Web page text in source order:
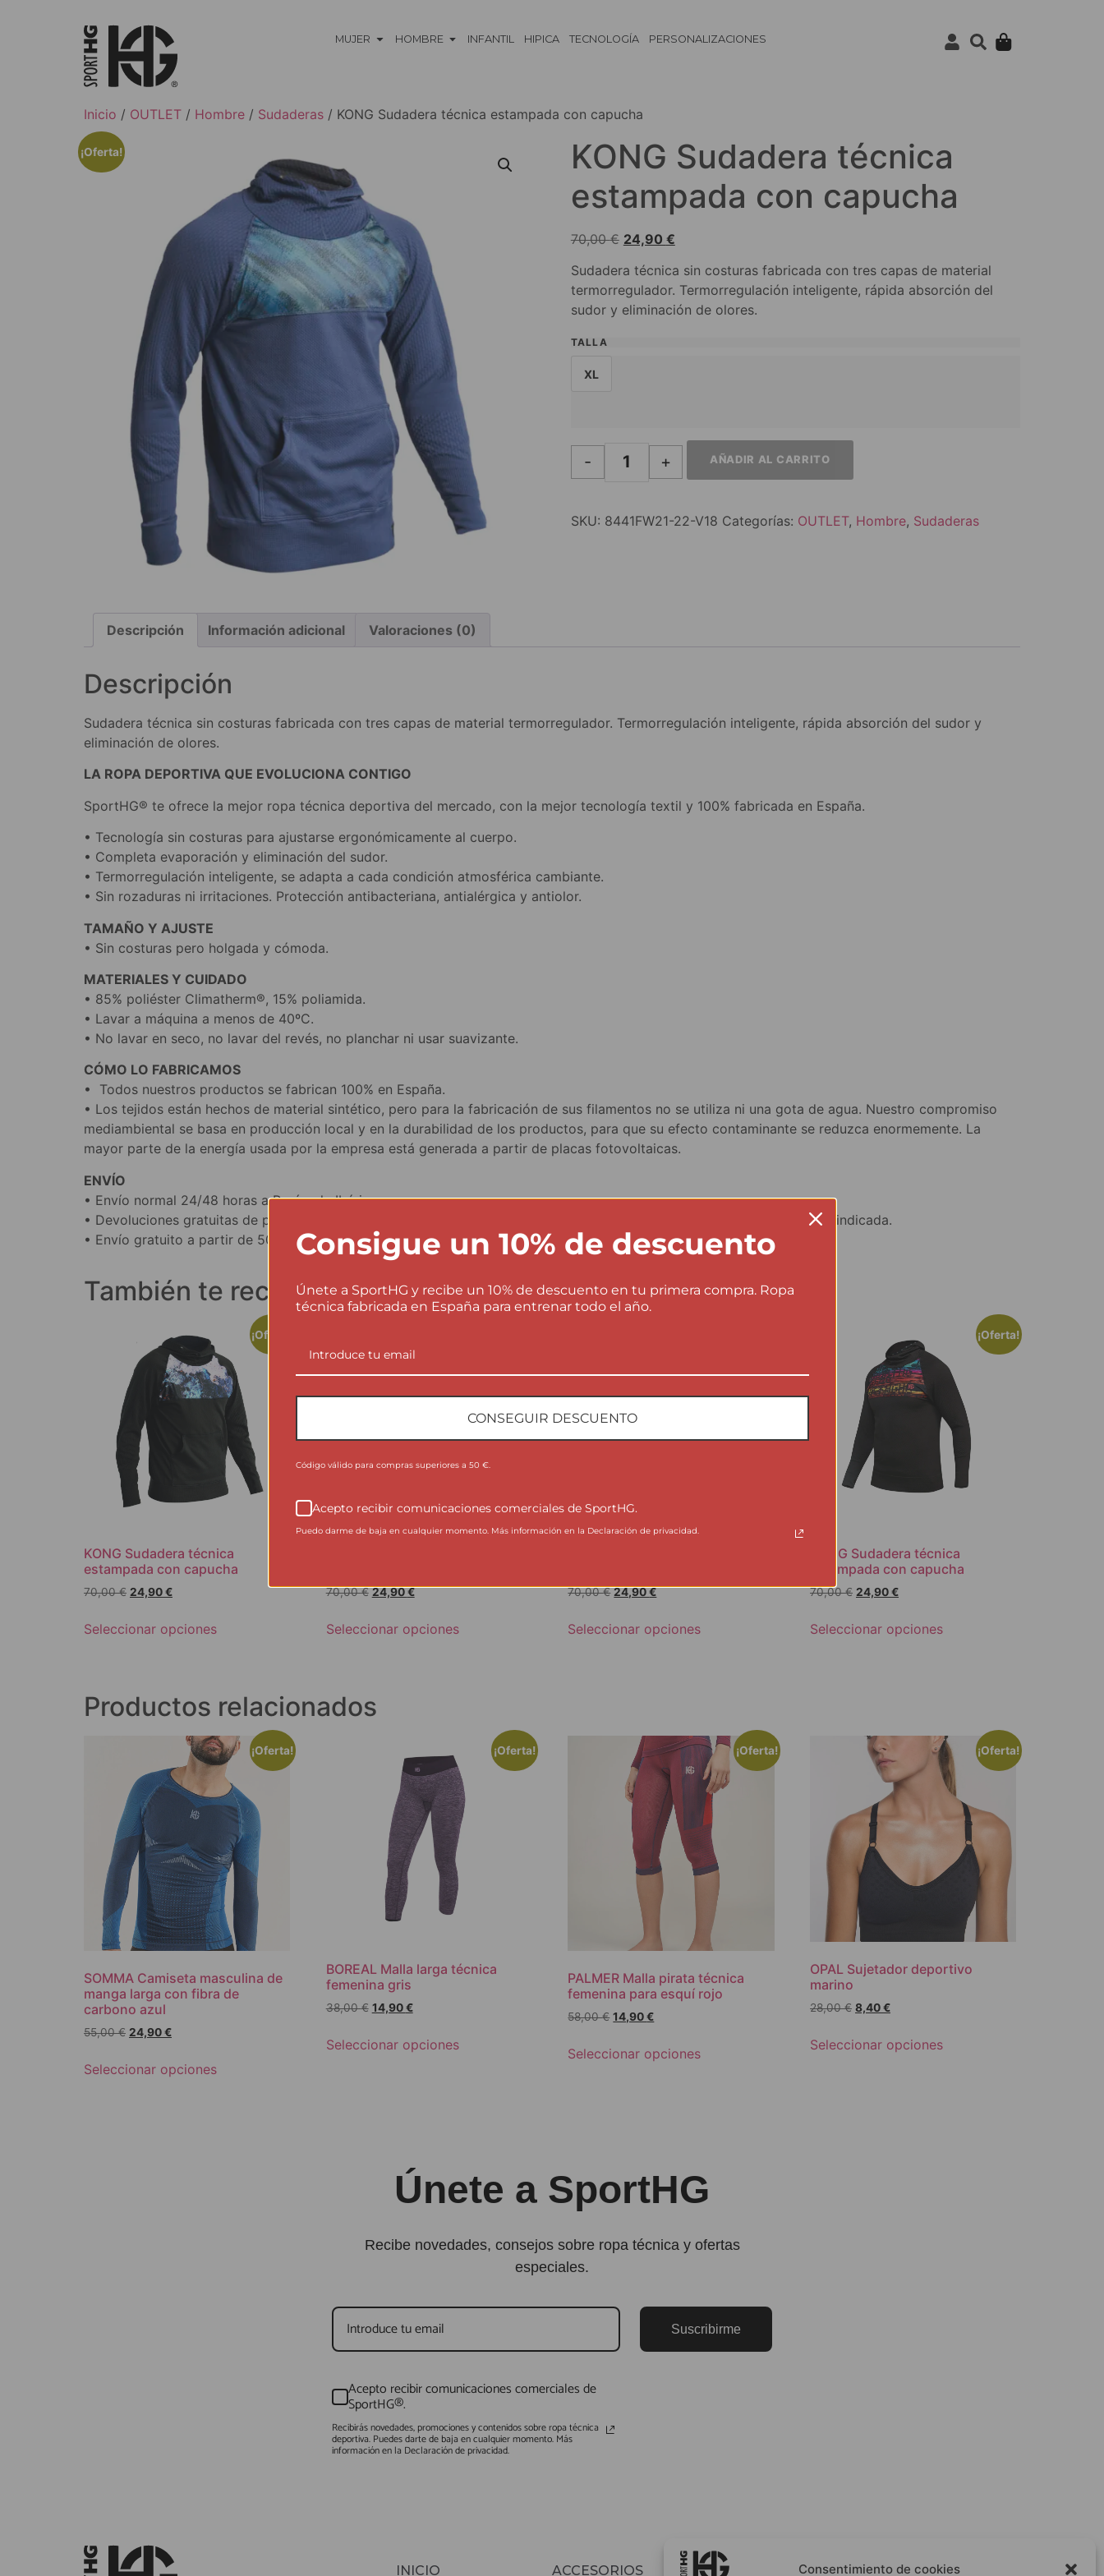
Consentimiento de cookies
MUJER HOMBRE INFANTIL HIPICA TECNOLOGÍA PERSONALIZACIONES
Inicio / OUTLET / Hombre / Sudaderas / KONG Sudadera técnica estampada con capucha
¡Oferta!
KONG Sudadera técnica
estampada con capucha
70,00€ 24,90 €
Sudadera técnica sin costuras fabricada con tres capas de material
termorregulador. Termorregulación inteligente, rápida absorción del
sudor y eliminación de olores.
TALLA
XL
- + AÑADIR AL CARRITO
SKU: 8441FW21-22-V18 Categorías: OUTLET, Hombre, Sudaderas
Descripción Información adicional Valoraciones (0)
Descripción
Sudadera técnica sin costuras fabricada con tres capas de material termorregulador. Termorregulación inteligente, rápida absorción del sudor y
eliminación de olores.
LA ROPA DEPORTIVA QUE EVOLUCIONA CONTIGO
SportHG® te ofrece la mejor ropa técnica deportiva del mercado, con la mejor tecnología textil y 100% fabricada en España.
• Tecnología sin costuras para ajustarse ergonómicamente al cuerpo.
• Completa evaporación y eliminación del sudor.
• Termorregulación inteligente, se adapta a cada condición atmosférica cambiante.
• Sin rozaduras ni irritaciones. Protección antibacteriana, antialérgica y antiolor.
TAMAÑO Y AJUSTE
• Sin costuras pero holgada y cómoda.
MATERIALES Y CUIDADO
• 85% poliéster Climatherm®, 15% poliamida.
• Lavar a máquina a menos de 40ºC.
• No lavar en seco, no lavar del revés, no planchar ni usar suavizante.
CÓMO LO FABRICAMOS
• Todos nuestros productos se fabrican 100% en España.
• Los tejidos están hechos de material sintético, pero para la fabricación de sus filamentos no se utiliza ni una gota de agua. Nuestro compromiso
mediambiental se basa en producción local y en la durabilidad de los productos, para que su efecto contaminante se reduzca enormemente. La
mayor parte de la energía usada por la empresa está generada a partir de placas fotovoltaicas.
ENVÍO
• Envío normal 24/48 horas a Península Ibérica.
• Devoluciones gratuitas de pedidos completos en la dirección indicada. Devoluciones parciales por 2,95€ en dirección indicada.
• Envío gratuito a partir de 50€ en el carrito.
También te recomendamos…
¡Oferta!
KONG Sudadera técnica
estampada con capucha
70,00€ 24,90€
Seleccionar opciones
70,00€ 24,90€
Seleccionar opciones
70,00€ 24,90€
Seleccionar opciones
¡Oferta!
KONG Sudadera técnica
estampada con capucha
70,00€ 24,90€
Seleccionar opciones
Productos relacionados
¡Oferta!
SOMMA Camiseta masculina de
manga larga con fibra de
carbono azul
55,00€ 24,90€
Seleccionar opciones
¡Oferta!
BOREAL Malla larga técnica
femenina gris
38,00€ 14,90€
Seleccionar opciones
¡Oferta!
PALMER Malla pirata técnica
femenina para esquí rojo
58,00€ 14,90€
Seleccionar opciones
¡Oferta!
OPAL Sujetador deportivo
marino
28,00€ 8,40€
Seleccionar opciones
Únete a SportHG
Recibe novedades, consejos sobre ropa técnica y ofertas
especiales.
Acepto recibir comunicaciones comerciales de
SportHG®.
Recibirás novedades, promociones y contenidos sobre ropa técnica
deportiva. Puedes darte de baja en cualquier momento. Más
información en la Declaración de privacidad.
Suscribirme
INICIO ACCESORIOS
Consigue un 10% de descuento
Únete a SportHG y recibe un 10% de descuento en tu primera compra. Ropa
técnica fabricada en España para entrenar todo el año.
CONSEGUIR DESCUENTO
Código válido para compras superiores a 50 €.
Acepto recibir comunicaciones comerciales de SportHG.
Puedo darme de baja en cualquier momento. Más información en la Declaración de privacidad.